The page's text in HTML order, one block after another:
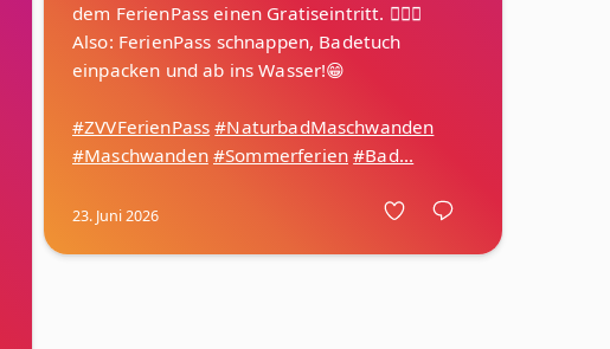
dem FerienPass einen Gratiseintritt. 🏊‍♂️💦
Also: FerienPass schnappen, Badetuch
einpacken und ab ins Wasser!😁
#ZVVFerienPass #NaturbadMaschwanden
#Maschwanden #Sommerferien #Bad...
23. Juni 2026